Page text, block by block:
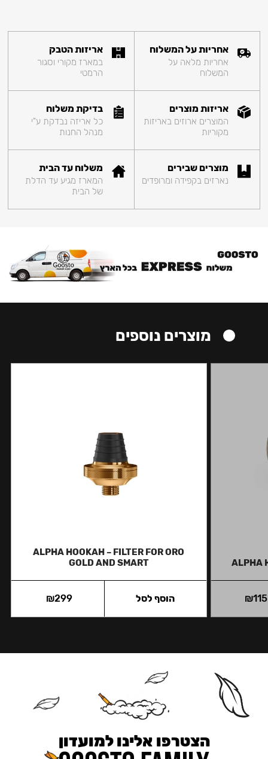
אחריות על המשלוח
אחריות מלאה על
המשלוח
אריזות הטבק
במארז מקורי וסגור
הרמטי
אריזות מוצרים
המוצרים ארוזים באריזות
מקוריות
בדיקת משלוח
כל אריזה נבדקת ע"י
מנהל החנות
מוצרים שבירים
נארזים בקפידה ומרופדים
משלוח עד הבית
המארז מגיע עד הדלת
של הבית
מוצרים נוספים
ALPHA
₪115
ALPHA HOOKAH – FILTER FOR ORO
GOLD AND SMART
₪299 הוסף לסל
הצטרפו אלינו למועדון